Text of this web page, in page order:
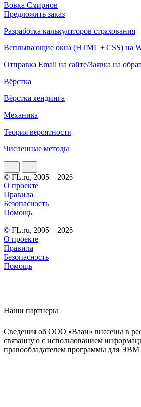
Вовка Смирнов
Предложить заказ
Разработка калькуляторов страхования
Всплывающие окна (HTML + CSS) на
Отправка Email на сайте/Заявка на
Вёрстка
Вёрстка лендинга
Механика
Теория вероятности
Численные методы
© FL.ru, 2005 – 2026
О проекте
Правила
Безопасность
Помощь
© FL.ru, 2005 – 2026
О проекте
Правила
Безопасность
Помощь
Наши партнеры
Сведения об ООО «Ваан» внесены в
связанную с использованием
правообладателем программы для